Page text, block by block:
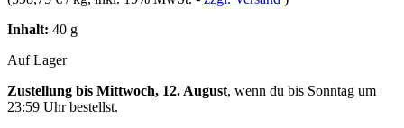
Inhalt: 40 g
Auf Lager
Zustellung bis Mittwoch, 12. August, wenn du bis Sonntag um
23:59 Uhrbestellst.